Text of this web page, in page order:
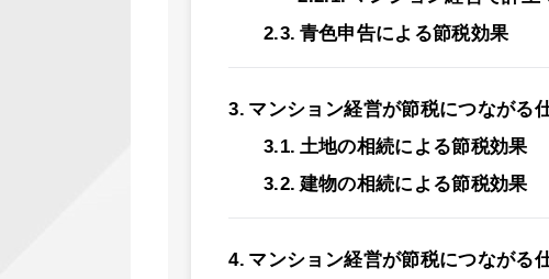
青色申告による節税効果
マンション経営が節税につながる
土地の相続による節税効果
建物の相続による節税効果
マンション経営が節税につながる